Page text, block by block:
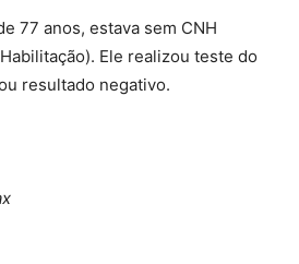
77 anos, estava sem CNH
Ele realizou teste do
resultado negativo.